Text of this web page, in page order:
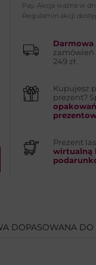
Pay. Akcja ważna w
Regulamin akcji
Darmowa
zamówień
249 zł.
Kupujesz
prezent?
Prezent
wirtualną
DOPASOWANA DO